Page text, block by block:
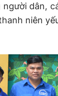
dân,
niên